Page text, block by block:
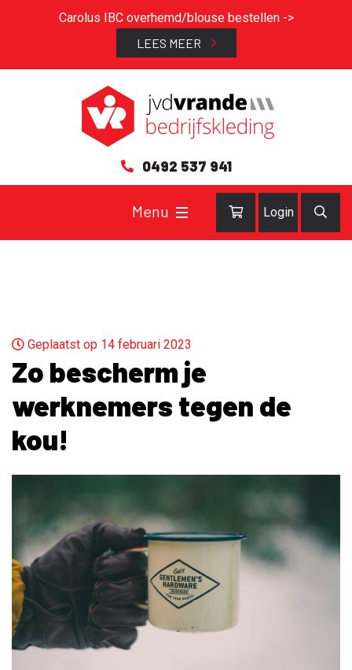
Carolus IBC overhemd/blouse bestellen ->
LEES MEER
0492 537 941
Login
Geplaatst op 14 februari 2023
Zo bescherm je
werknemers tegen de
kou!